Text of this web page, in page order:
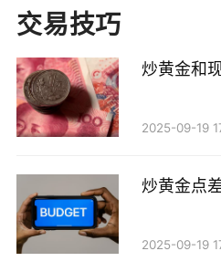
交易技巧
炒黄金和
2025-09-19
炒黄金点
2025-09-19